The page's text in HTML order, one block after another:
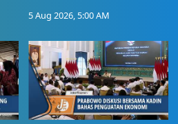
5 Aug 2026, 5:00 AM